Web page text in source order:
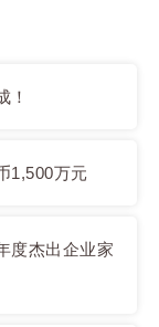
！
1,500万元
度杰出企业家